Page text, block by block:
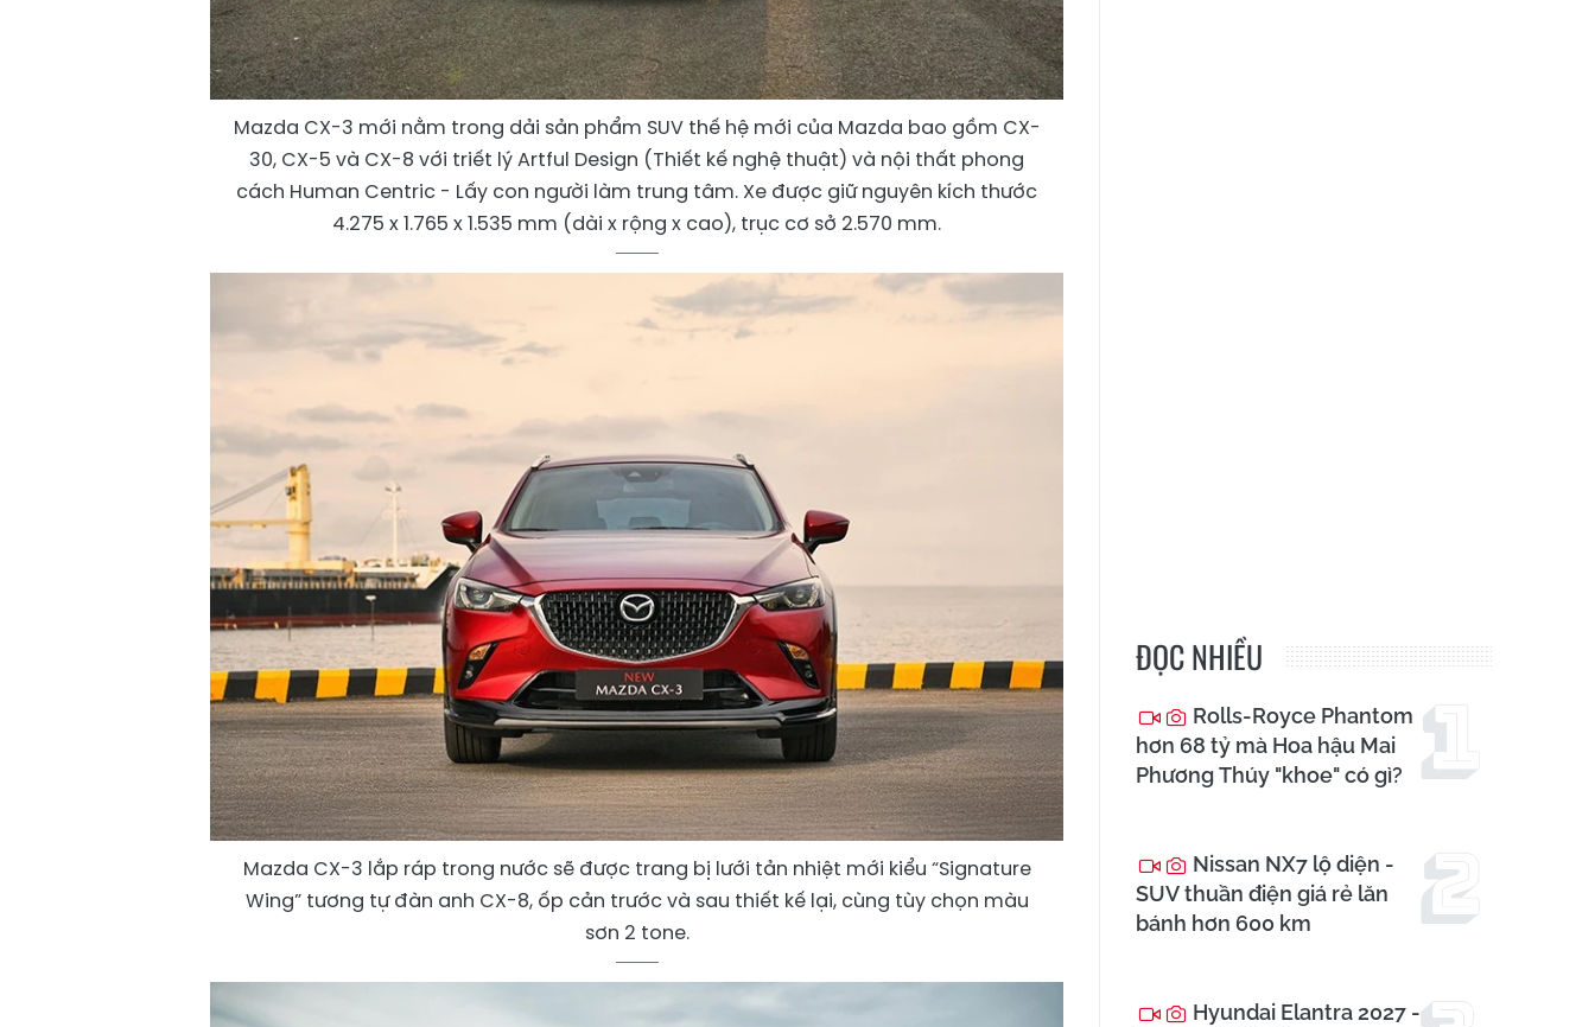
Mazda CX-3 mới nằm trong dải sản phẩm SUV thế hệ mới của Mazda bao gồm CX-
30, CX-5 và CX-8 với triết lý Artful Design (Thiết kế nghệ thuật) và nội thất phong
cách Human Centric - Lấy con người làm trung tâm. Xe được giữ nguyên kích thước
4.275 x 1.765 x 1.535 mm (dài x rộng x cao), trục cơ sở 2.570 mm.
Mazda CX-3 lắp ráp trong nước sẽ được trang bị lưới tản nhiệt mới kiểu “Signature
Wing” tương tự đàn anh CX-8, ốp cản trước và sau thiết kế lại, cùng tùy chọn màu
sơn 2 tone.
ĐỌC NHIỀU
Rolls-Royce Phantom
hơn 68 tỷ mà Hoa hậu Mai
Phương Thúy "khoe" có gì?
Nissan NX7 lộ diện -
SUV thuần điện giá rẻ lăn
bánh hơn 600 km
Hyundai Elantra 2027 -